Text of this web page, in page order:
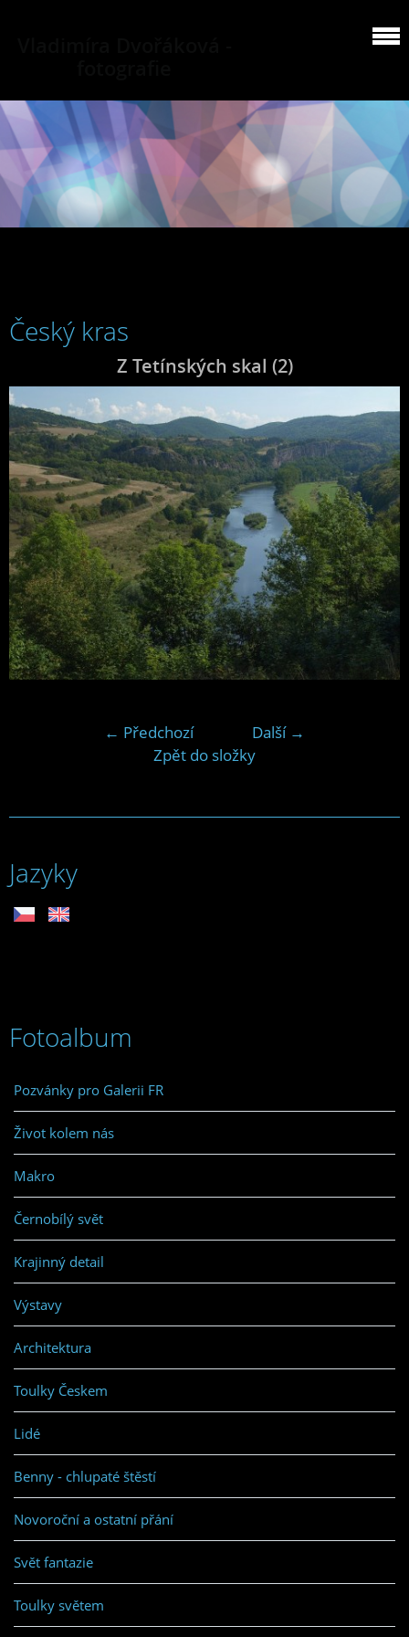
Český kras
Z Tetínských skal (2)
← Předchozí
Další →
Zpět do složky
Jazyky
Fotoalbum
Pozvánky pro Galerii FR
Život kolem nás
Makro
Černobílý svět
Krajinný detail
Výstavy
Architektura
Toulky Českem
Lidé
Benny - chlupaté štěstí
Novoroční a ostatní přání
Svět fantazie
Toulky světem